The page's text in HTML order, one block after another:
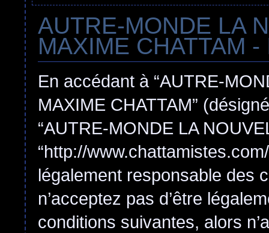
AUTRE-MONDE LA
MAXIME CHATTAM
En accédant à “AUTRE-
MAXIME CHATTAM”
“AUTRE-MONDE LA
“http://
légalement responsable des
n’acceptez pas d’être
conditions suivantes, alors